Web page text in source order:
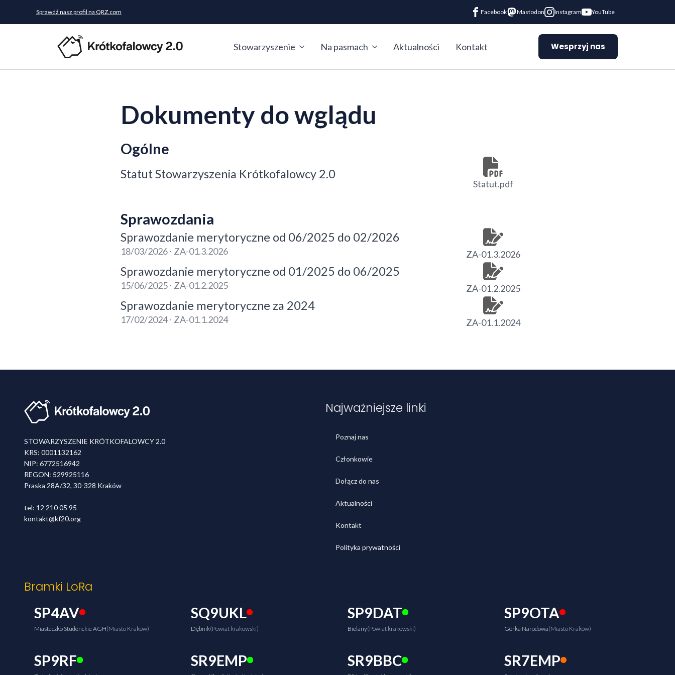
Sprawdź nasz profil na QRZ.com Facebook Mastodon Instagram YouTube
Stowarzyszenie Na pasmach Aktualności Kontakt Wesprzyj nas
Dokumenty do wglądu
Ogólne
Statut Stowarzyszenia Krótkofalowcy 2.0
Statut.pdf
Sprawozdania
Sprawozdanie merytoryczne od 06/2025 do 02/2026
18/03/2026 ⋅ ZA-01.3.2026 ZA-01.3.2026
Sprawozdanie merytoryczne od 01/2025 do 06/2025
15/06/2025 ⋅ ZA-01.2.2025 ZA-01.2.2025
Sprawozdanie merytoryczne za 2024
17/02/2024 ⋅ ZA-01.1.2024 ZA-01.1.2024
STOWARZYSZENIE KRÓTKOFALOWCY 2.0
KRS: 0001132162
NIP: 6772516942
REGON: 529925116
Praska 28A/32, 30-328 Kraków
tel: 12 210 05 95
kontakt@kf20.org
Najważniejsze linki
Poznaj nas
Członkowie
Dołącz do nas
Aktualności
Kontakt
Polityka prywatności
Bramki LoRa
SP4AV
Miasteczko Studenckie AGH(Miasto Kraków)
SQ9UKL
Dębnik(Powiat krakowski)
SP9DAT
Bielany(Powiat krakowski)
SP9OTA
Górka Narodowa(Miasto Kraków)
SP9RF SR9EMP SR9BBC SR7EMP